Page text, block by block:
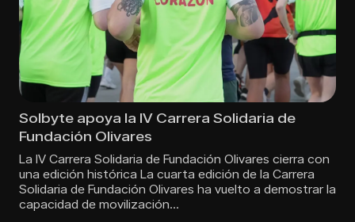
Solbyte apoya la IV Carrera Solidaria de
Fundación Olivares
La IV Carrera Solidaria de Fundación Olivares cierra con
una edición histórica La cuarta edición de la Carrera
Solidaria de Fundación Olivares ha vuelto a demostrar la
capacidad de movilización…